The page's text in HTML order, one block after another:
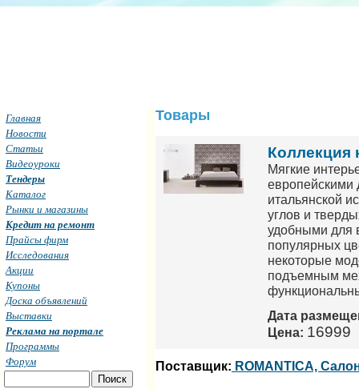
Товары
Коллекция
Мягкие
итальянской
углов и
удобными для
популярных
некоторые
подъемным
Дата
Цена: 16999
Поставщик: ROMANTICA,
Главная
Новости
Статьи
Видеоуроки
Тендеры
Каталог
Рынки и магазины
Кредит на ремонт
Прайсы фирм
Исследования
Акции
Купоны
Доска объявлений
Выставки
Реклама на портале
Программы
Форум